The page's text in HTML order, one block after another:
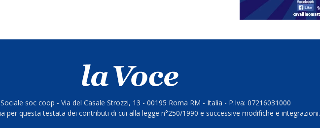
soc coop - Via del Casale Strozzi, 13 - 00195 Roma RM - Italia - P.Iva: 07216031000
per questa testata dei contributi di cui alla legge n°250/1990 e successive modifiche e integrazioni.